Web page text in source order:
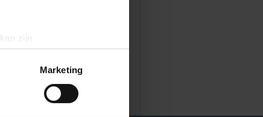
zijn
in. U kunt uw
Marketing